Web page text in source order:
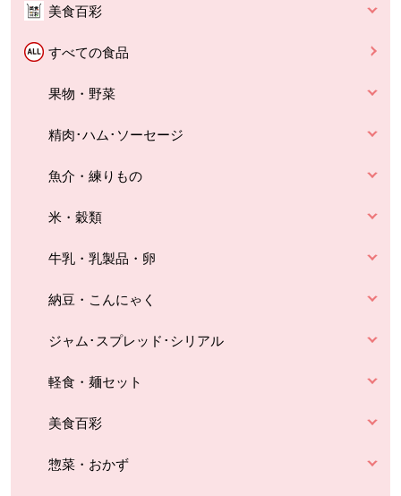
美食百彩
すべての食品
果物・野菜
精肉･ハム･ソーセージ
魚介・練りもの
米・穀類
牛乳・乳製品・卵
納豆・こんにゃく
ジャム･スプレッド･シリアル
軽食・麺セット
美食百彩
惣菜・おかず